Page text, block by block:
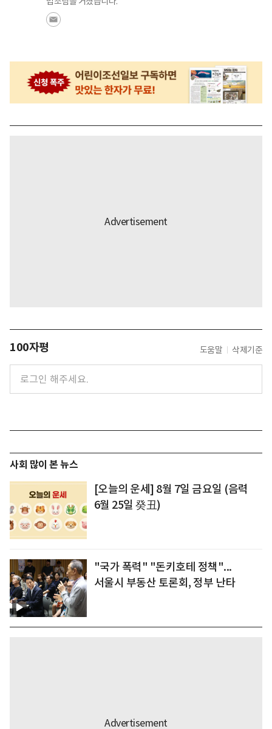
100자평 도움말 삭제기준
사회 많이 본 뉴스
[오늘의 운세] 8월 7일 금요일 (음력
6월 25일 癸丑)
"국가 폭력" "돈키호테 정책"...
서울시 부동산 토론회, 정부 난타